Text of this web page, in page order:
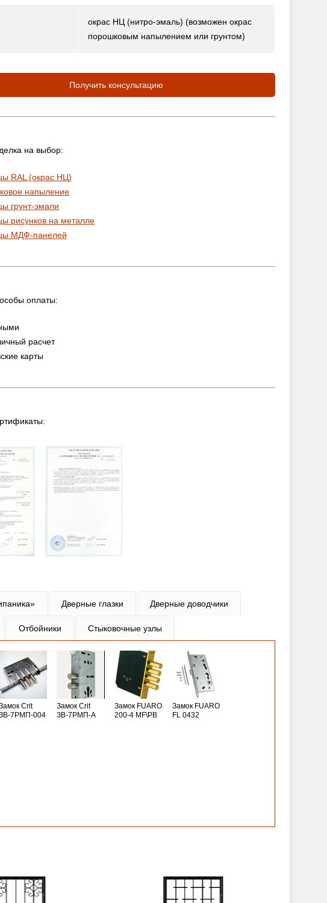
окрас НЦ (нитро-эмаль) (возможен окрас
порошковым напылением или грунтом)
Получить консультацию
на выбор:
RAL (окрас НЦ)
напыление
грунт-эмали
рисунков на металле
МДФ-панелей
оплаты:
расчет
карты
Дверные глазки Дверные доводчики
Отбойники Стыковочные узлы
Crit
7РМП-004
Замок Crit
ЗВ-7РМП-А
Замок FUARO
200-4 MF\РВ
Замок FUARO
FL 0432